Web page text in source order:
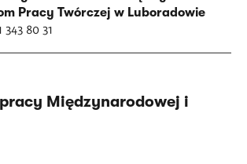
Pracy Twórczej w Luboradowie
343 80 31
Międzynarodowej i